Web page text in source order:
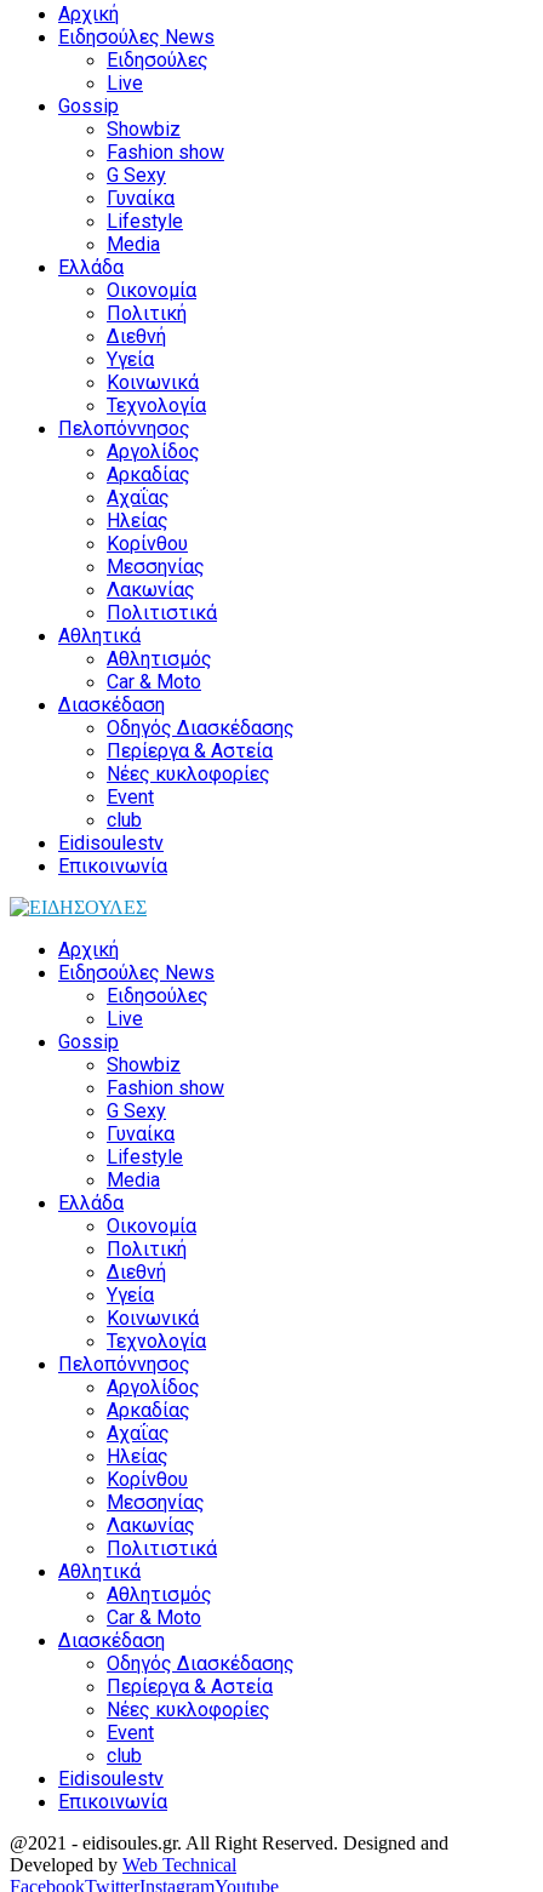
Αρχική
Ειδησούλες News
Ειδησούλες
Live
Gossip
Showbiz
Fashion show
G Sexy
Γυναίκα
Lifestyle
Media
Ελλάδα
Οικονομία
Πολιτική
Διεθνή
Υγεία
Κοινωνικά
Τεχνολογία
Πελοπόννησος
Αργολίδος
Αρκαδίας
Αχαΐας
Ηλείας
Κορίνθου
Μεσσηνίας
Λακωνίας
Πολιτιστικά
Αθλητικά
Αθλητισμός
Car & Moto
Διασκέδαση
Οδηγός Διασκέδασης
Περίεργα & Αστεία
Νέες κυκλοφορίες
Event
club
Eidisoulestv
Επικοινωνία
Αρχική
Ειδησούλες News
Ειδησούλες
Live
Gossip
Showbiz
Fashion show
G Sexy
Γυναίκα
Lifestyle
Media
Ελλάδα
Οικονομία
Πολιτική
Διεθνή
Υγεία
Κοινωνικά
Τεχνολογία
Πελοπόννησος
Αργολίδος
Αρκαδίας
Αχαΐας
Ηλείας
Κορίνθου
Μεσσηνίας
Λακωνίας
Πολιτιστικά
Αθλητικά
Αθλητισμός
Car & Moto
Διασκέδαση
Οδηγός Διασκέδασης
Περίεργα & Αστεία
Νέες κυκλοφορίες
Event
club
Eidisoulestv
Επικοινωνία
@2021 - eidisoules.gr. All Right Reserved. Designed and
Developed by Web Technical
FacebookTwitterInstagramYoutube